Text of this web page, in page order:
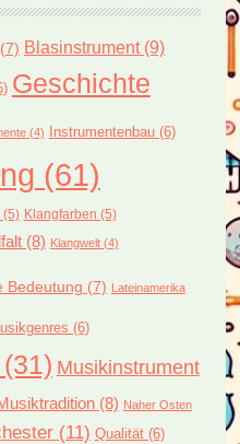
(7) Blasinstrument(9)
Geschichte
(4) Instrumentenbau(6)
(61)
(5) Klangfarben (5)
(8) Klangwelt(4)
Bedeutung (7) Lateinamerika
(6)
(31) Musikinstrument
(8) Naher Osten
(11) Qualität(6)